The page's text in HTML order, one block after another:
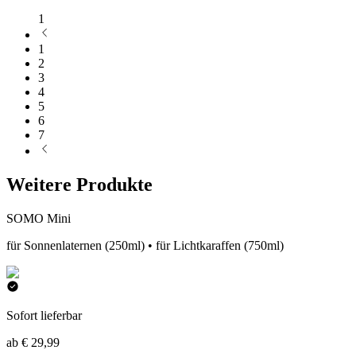
1
1
2
3
4
5
6
7
Weitere Produkte
SOMO Mini
für Sonnenlaternen (250ml) • für Lichtkaraffen (750ml)
Sofort lieferbar
ab € 29,99